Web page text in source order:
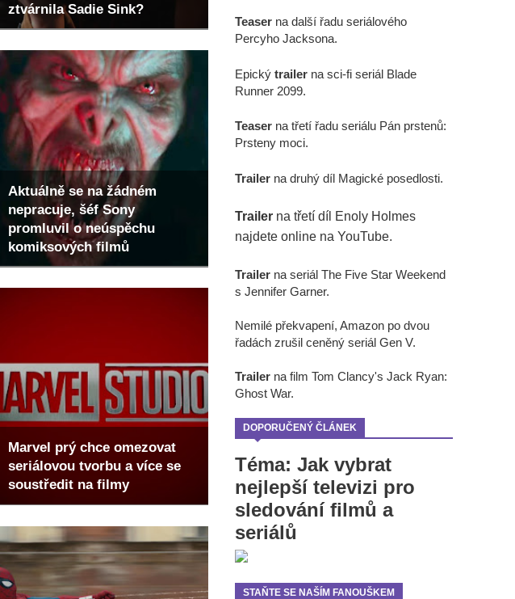
ztvárnila Sadie Sink?
Aktuálně se na žádném
nepracuje, šéf Sony
promluvil o neúspěchu
komiksových filmů
Marvel prý chce omezovat
seriálovou tvorbu a více se
soustředit na filmy
Teaser na další řadu seriálového
Percyho Jacksona.
Epický trailer na sci-fi seriál Blade
Runner 2099.
Teaser na třetí řadu seriálu Pán prstenů:
Prsteny moci.
Trailer na druhý díl Magické posedlosti.
Trailer na třetí díl Enoly Holmes
najdete online na YouTube.
Trailer na seriál The Five Star Weekend
s Jennifer Garner.
Nemilé překvapení, Amazon po dvou
řadách zrušil ceněný seriál Gen V.
Trailer na film Tom Clancy's Jack Ryan:
Ghost War.
DOPORUČENÝ ČLÁNEK
Téma: Jak vybrat
nejlepší televizi pro
sledování filmů a
seriálů
STAŇTE SE NAŠÍM FANOUŠKEM